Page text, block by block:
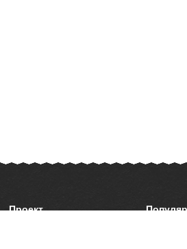
Проект